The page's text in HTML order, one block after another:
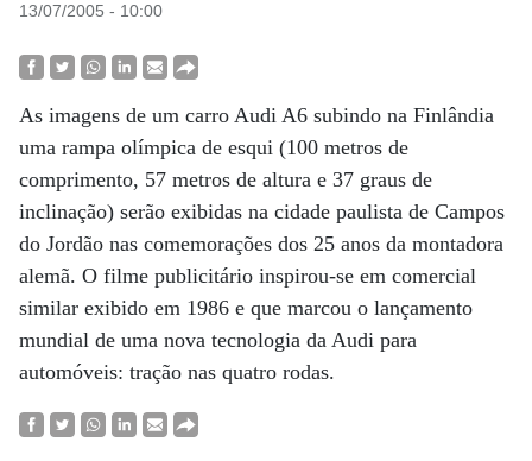
13/07/2005 - 10:00
As imagens de um carro Audi A6 subindo na Finlândia
uma rampa olímpica de esqui (100 metros de
comprimento, 57 metros de altura e 37 graus de
inclinação) serão exibidas na cidade paulista de Campos
do Jordão nas comemorações dos 25 anos da montadora
alemã. O filme publicitário inspirou-se em comercial
similar exibido em 1986 e que marcou o lançamento
mundial de uma nova tecnologia da Audi para
automóveis: tração nas quatro rodas.